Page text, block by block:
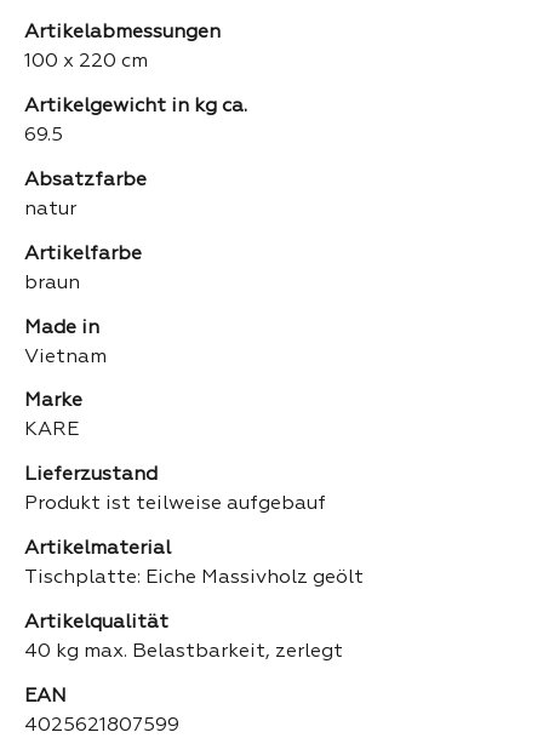
Artikelabmessungen
100 x 220 cm
Artikelgewicht in kg ca.
69.5
Absatzfarbe
natur
Artikelfarbe
braun
Made in
Vietnam
Marke
KARE
Lieferzustand
Produkt ist teilweise aufgebauf
Artikelmaterial
Tischplatte: Eiche Massivholz geölt
Artikelqualität
40 kg max. Belastbarkeit, zerlegt
EAN
4025621807599